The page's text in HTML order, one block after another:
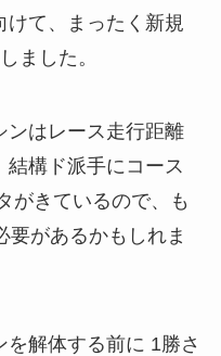
て、まったく新規
ました。
ンはレース走行距離
結構ド派手にコース
がきているので、も
要があるかもしれま
解体する前に 1勝さ